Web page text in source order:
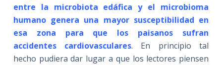
entre la microbiota edáfica y el microbioma
humano genera una mayor susceptibilidad en
esa zona para que los paisanos sufran
accidentes cardiovasculares. En principio tal
hecho pudiera dar lugar a que los lectores piensen